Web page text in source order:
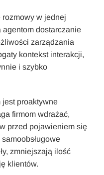
w jednej
agentom dostarczanie
zarządzania
kontekst interakcji,
i szybko
jest proaktywne
firmom wdrażać,
przed pojawieniem się
zmniejszają ilość
klientów.